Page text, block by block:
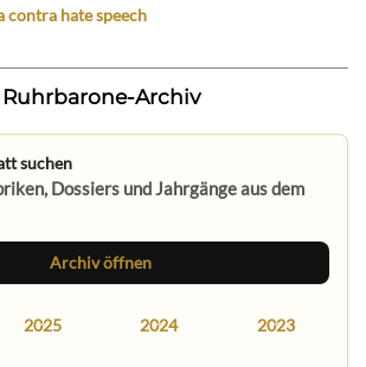
contra hate speech
Ruhrbarone-Archiv
suchen
Dossiers und Jahrgänge aus dem
Archiv öffnen
2025 2024 2023